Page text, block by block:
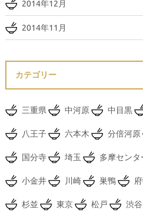
2014年12月
2014年11月
カテゴリー
三重県 中河原 中目黒
八王子 六本木 分倍河原
国分寺 埼玉 多摩センタ
小金井 川崎 巣鴨
杉並 東京 松戸 渋谷